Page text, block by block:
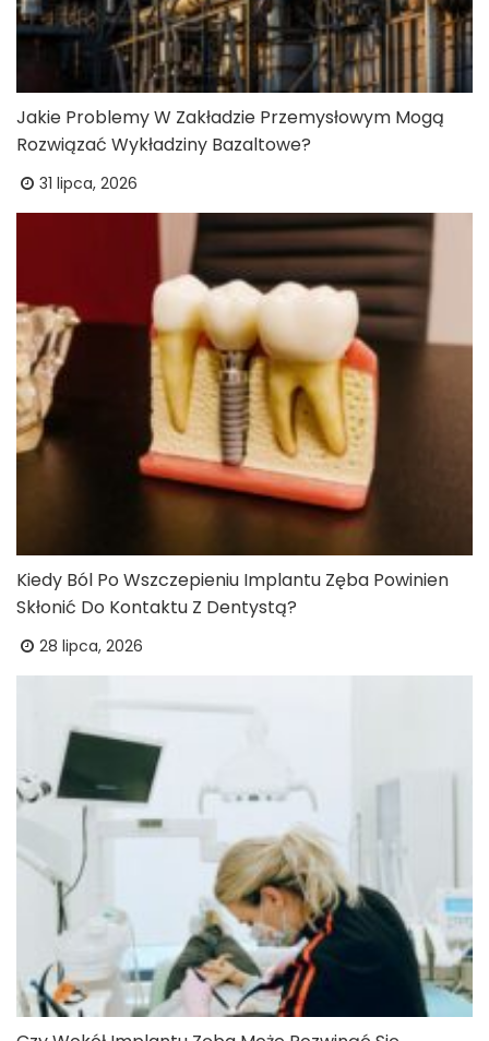
Jakie Problemy W Zakładzie Przemysłowym Mogą
Rozwiązać Wykładziny Bazaltowe?
31 lipca, 2026
Kiedy Ból Po Wszczepieniu Implantu Zęba Powinien
Skłonić Do Kontaktu Z Dentystą?
28 lipca, 2026